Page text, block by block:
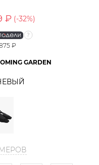
₽ (-32%)
₽
GARDEN